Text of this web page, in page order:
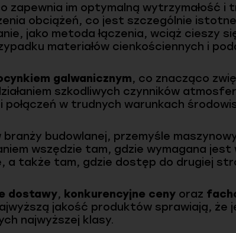
zapewnia im optymalną wytrzymałość i
obciążeń, co jest szczególnie
jako metoda łączenia, wciąż cieszy
materiałów cienkościennych i
galwanicznym, co znacząco
szkodliwych czynników
połączeń w trudnych warunkach
budowlanej, przemyśle
wszędzie tam, gdzie wymagana
a także tam, gdzie dostęp do drugiej
dostawy, konkurencyjne ceny oraz
jakość produktów sprawiają,
najwyższej klasy.